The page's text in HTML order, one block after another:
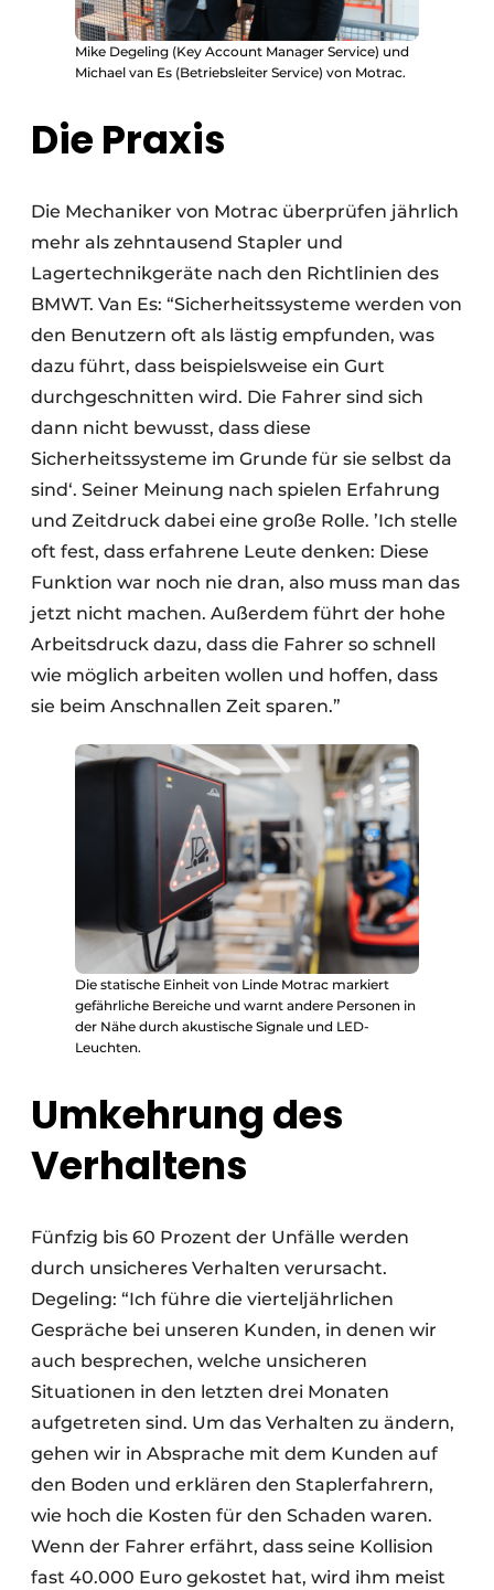
Mike Degeling (Key Account Manager Service) und
Michael van Es (Betriebsleiter Service) von Motrac.
Die Praxis
Die Mechaniker von Motrac überprüfen jährlich
mehr als zehntausend Stapler und
Lagertechnikgeräte nach den Richtlinien des
BMWT. Van Es: “Sicherheitssysteme werden von
den Benutzern oft als lästig empfunden, was
dazu führt, dass beispielsweise ein Gurt
durchgeschnitten wird. Die Fahrer sind sich
dann nicht bewusst, dass diese
Sicherheitssysteme im Grunde für sie selbst da
sind‘. Seiner Meinung nach spielen Erfahrung
und Zeitdruck dabei eine große Rolle. ’Ich stelle
oft fest, dass erfahrene Leute denken: Diese
Funktion war noch nie dran, also muss man das
jetzt nicht machen. Außerdem führt der hohe
Arbeitsdruck dazu, dass die Fahrer so schnell
wie möglich arbeiten wollen und hoffen, dass
sie beim Anschnallen Zeit sparen.”
Die statische Einheit von Linde Motrac markiert
gefährliche Bereiche und warnt andere Personen in
der Nähe durch akustische Signale und LED-
Leuchten.
Umkehrung des
Verhaltens
Fünfzig bis 60 Prozent der Unfälle werden
durch unsicheres Verhalten verursacht.
Degeling: “Ich führe die vierteljährlichen
Gespräche bei unseren Kunden, in denen wir
auch besprechen, welche unsicheren
Situationen in den letzten drei Monaten
aufgetreten sind. Um das Verhalten zu ändern,
gehen wir in Absprache mit dem Kunden auf
den Boden und erklären den Staplerfahrern,
wie hoch die Kosten für den Schaden waren.
Wenn der Fahrer erfährt, dass seine Kollision
fast 40.000 Euro gekostet hat, wird ihm meist